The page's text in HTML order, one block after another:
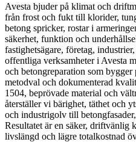
Avesta bjuder på klimat och
från frost och fukt till klorider,
betong spricker, rostar i
säkerhet, funktion och
fastighetsägare, företag,
offentliga verksamheter i Avesta
och betongreparation som
metodval och dokumenterad
1504, beprövade material och
återställer vi bärighet, täthet och
och industrigolv till
Resultatet är en säker, driftvänlig
livslängd och lägre totalkostnad